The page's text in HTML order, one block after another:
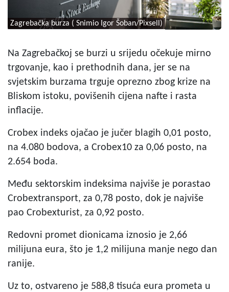
Zagrebačka burza ( Snimio Igor Šoban/Pixsell)
Na Zagrebačkoj se burzi u srijedu očekuje mirno
trgovanje, kao i prethodnih dana, jer se na
svjetskim burzama trguje oprezno zbog krize na
Bliskom istoku, povišenih cijena nafte i rasta
inflacije.
Crobex indeks ojačao je jučer blagih 0,01 posto,
na 4.080 bodova, a Crobex10 za 0,06 posto, na
2.654 boda.
Među sektorskim indeksima najviše je porastao
Crobextransport, za 0,78 posto, dok je najviše
pao Crobexturist, za 0,92 posto.
Redovni promet dionicama iznosio je 2,66
milijuna eura, što je 1,2 milijuna manje nego dan
ranije.
Uz to, ostvareno je 588,8 tisuća eura prometa u